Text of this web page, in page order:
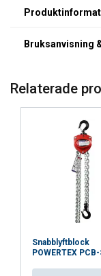
Material:
Märkning:
Standard:
Relaterade
Snabblyftblock
POWERTEX